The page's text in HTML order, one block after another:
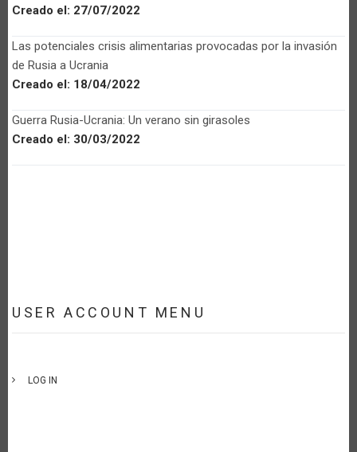
Creado el: 27/07/2022
Las potenciales crisis alimentarias provocadas por la invasión
de Rusia a Ucrania
Creado el: 18/04/2022
Guerra Rusia-Ucrania: Un verano sin girasoles
Creado el: 30/03/2022
USER ACCOUNT MENU
LOG IN